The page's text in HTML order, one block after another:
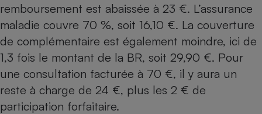
remboursement est abaissée à 23 €. L’assurance
maladie couvre 70 %, soit 16,10 €. La couverture
de complémentaire est également moindre, ici de
1,3 fois le montant de la BR, soit 29,90 €. Pour
une consultation facturée à 70 €, il y aura un
reste à charge de 24 €, plus les 2 € de
participation forfaitaire.